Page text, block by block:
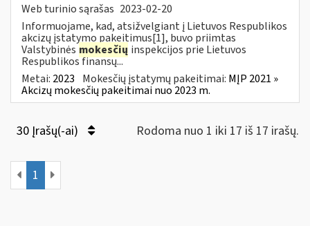
Web turinio sąrašas 2023-02-20
Informuojame, kad, atsižvelgiant į Lietuvos Respublikos
akcizų įstatymo pakeitimus[1], buvo priimtas
Valstybinės mokesčių inspekcijos prie Lietuvos
Respublikos finansų...
Metai: 2023 Mokesčių įstatymų pakeitimai: MĮP 2021 »
Akcizų mokesčių pakeitimai nuo 2023 m.
30 Įrašų(-ai) Rodoma nuo 1 iki 17 iš 17 irašų.
1